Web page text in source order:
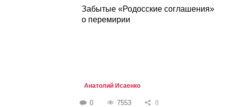
Забытые «Родосские соглашения»
о перемирии
Анатолий Исаенко
0 7553 8